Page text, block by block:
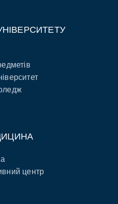
центр